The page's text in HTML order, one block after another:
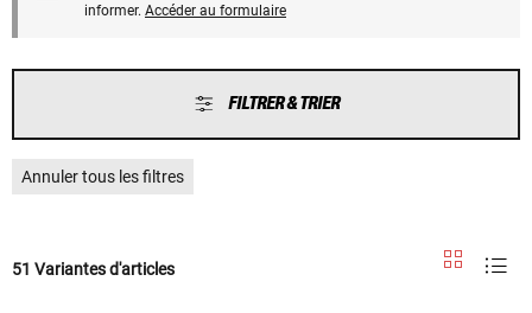
informer. Accéder au formulaire
FILTRER & TRIER
Annuler tous les filtres
51 Variantes d'articles